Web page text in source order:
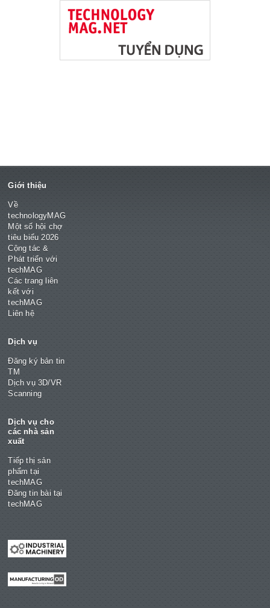
Giới thiệu
Về
technologyMAG
Một số hội chợ
tiêu biểu 2026
Cộng tác &
Phát triển với
techMAG
Các trang liên
kết với
techMAG
Liên hệ
Dịch vụ
Đăng ký bản tin
TM
Dịch vụ 3D/VR
Scanning
Dịch vụ cho
các nhà sản
xuất
Tiếp thị sản
phẩm tại
techMAG
Đăng tin bài tại
techMAG